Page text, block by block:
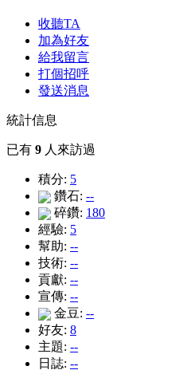
收聽TA
加為好友
給我留言
打個招呼
發送消息
統計信息
已有 9 人來訪過
積分: 5
鑽石: --
碎鑽: 180
經驗: 5
幫助: --
技術: --
貢獻: --
宣傳: --
金豆: --
好友: 8
主題: --
日誌: --